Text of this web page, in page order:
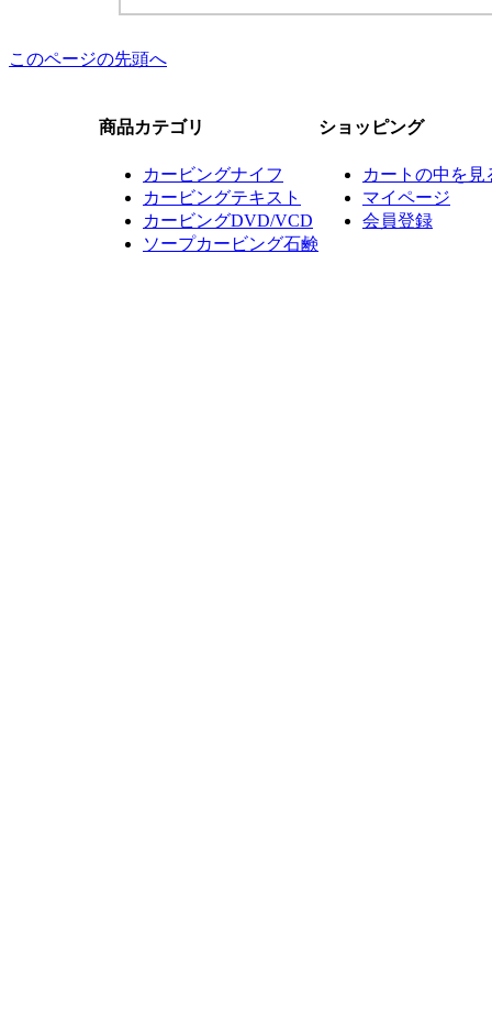
このページの先頭へ
商品カテゴリ
カービングナイフ
カービングテキスト
カービングDVD/VCD
ソープカービング石鹸
ショッピング
カートの中を見
マイページ
会員登録